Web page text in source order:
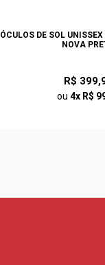
ÓCULOS DE SOL
NOVA
R$
ou 4x R$